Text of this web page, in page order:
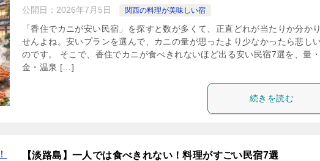
公開日： 2026年7月5日 関西の料理が美味しい宿
「香住でカニが安い民宿」を探すと数が多くて、正直どれが当たりか分か
せんよね。安いプランを選んで、カニの量が思ったより少なかったら悲し
のです。 そこで、香住でカニが食べきれないほど出る安い民宿7選を、量
金・温泉 […]
続きを読む
【淡路島】一人では食べきれない！料理がすごい民宿7選